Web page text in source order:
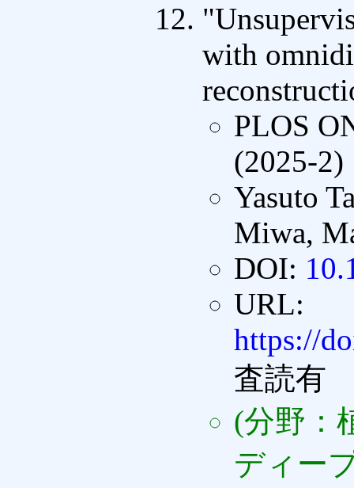
with
PLOS
(2025-2)
Yasuto
Miwa,
DOI:
URL:
https://
査読有
(分野：
ディー